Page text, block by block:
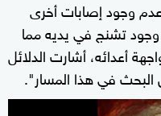
عدم وجود إصابات أخرى
وجود تشنج في يديه مما
أعدائه، أشارت الدلائل
البحث في هذا المسار".